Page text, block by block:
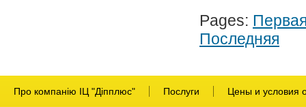
Pages:
Последняя
Про компанію ІЦ "Діпплюс" Послуги Цены и условия